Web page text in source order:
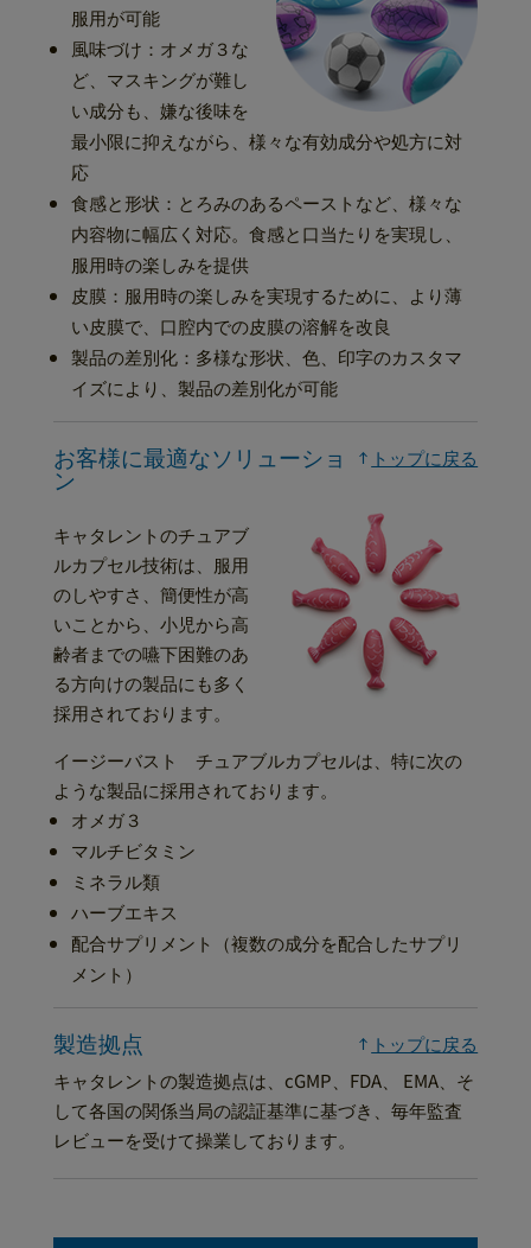
服用が可能
風味づけ：オメガ３な
ど、マスキングが難し
い成分も、嫌な後味を
最小限に抑えながら、様々な有効成分や処方に対
応
食感と形状：とろみのあるペーストなど、様々な
内容物に幅広く対応。食感と口当たりを実現し、
服用時の楽しみを提供
皮膜：服用時の楽しみを実現するために、より薄
い皮膜で、口腔内での皮膜の溶解を改良
製品の差別化：多様な形状、色、印字のカスタマ
イズにより、製品の差別化が可能
トップに戻る
お客様に最適なソリューショ
ン
キャタレントのチュアブ
ルカプセル技術は、服用
のしやすさ、簡便性が高
いことから、小児から高
齢者までの嚥下困難のあ
る方向けの製品にも多く
採用されております。
イージーバスト チュアブルカプセルは、特に次の
ような製品に採用されております。
オメガ３
マルチビタミン
ミネラル類
ハーブエキス
配合サプリメント（複数の成分を配合したサプリ
メント）
トップに戻る
製造拠点
キャタレントの製造拠点は、cGMP、FDA、 EMA、そ
して各国の関係当局の認証基準に基づき、毎年監査
レビューを受けて操業しております。